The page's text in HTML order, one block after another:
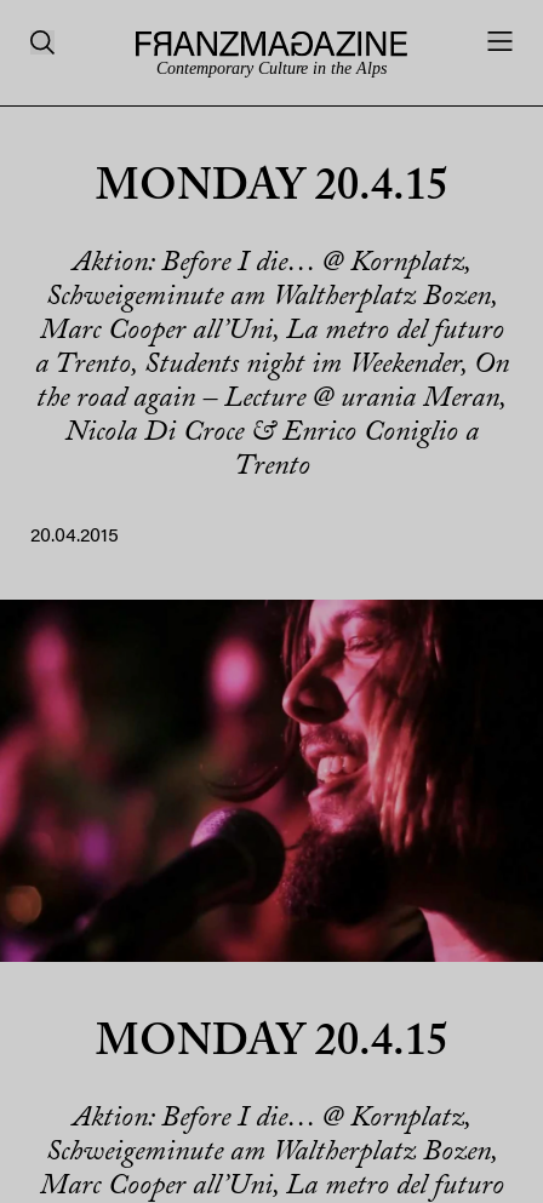
Contemporary Culture in the Alps
MONDAY 20.4.15
Aktion: Before I die… @ Kornplatz,
Schweigeminute am Waltherplatz Bozen,
Marc Cooper all’Uni, La metro del futuro
a Trento, Students night im Weekender, On
the road again – Lecture @ urania Meran,
Nicola Di Croce & Enrico Coniglio a
Trento
20.04.2015
MONDAY 20.4.15
Aktion: Before I die… @ Kornplatz,
Schweigeminute am Waltherplatz Bozen,
Marc Cooper all’Uni, La metro del futuro